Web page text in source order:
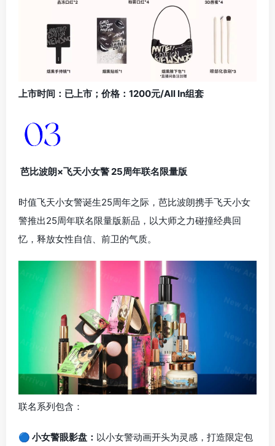
上市时间：已上市；价格：1200元/All In组套
芭比波朗×飞天小女警 25周年联名限量版
时值飞天小女警诞生25周年之际，芭比波朗携手飞天小女
警推出25周年联名限量版新品，以大师之力碰撞经典回
忆，释放女性自信、前卫的气质。
联名系列包含：
🔵 小女警眼影盘： 以小女警动画开头为灵感，打造限定包